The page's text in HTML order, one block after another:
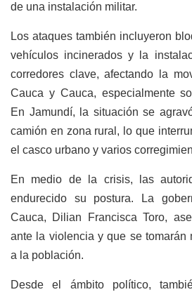
de una instalación militar.
Los ataques también incluyeron
vehículos incinerados y la
corredores clave, afectando la
Cauca y Cauca, especialmente
En Jamundí, la situación se
camión en zona rural, lo que
el casco urbano y varios
En medio de la crisis, las
endurecido su postura. La
Cauca, Dilian Francisca Toro,
ante la violencia y que se tomarán
a la población.
Desde el ámbito político,